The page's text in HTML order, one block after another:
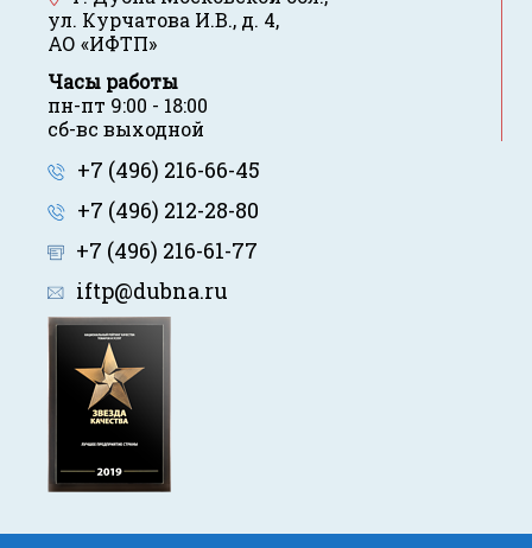
ул. Курчатова И.В., д. 4,
АО «ИФТП»
Часы работы
пн-пт 9:00 - 18:00
сб-вс выходной
+7 (496) 216-66-45
+7 (496) 212-28-80
+7 (496) 216-61-77
iftp@dubna.ru